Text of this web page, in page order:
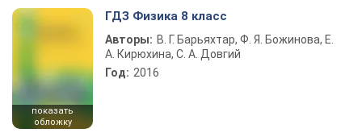
показать
обложку
ГДЗ Физика 8 класс
Авторы: В. Г. Барьяхтар, Ф. Я. Божинова, Е.
А. Кирюхина, С. А. Довгий
Год: 2016